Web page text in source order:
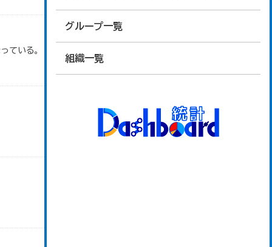
グループ一覧
組織一覧
ている。